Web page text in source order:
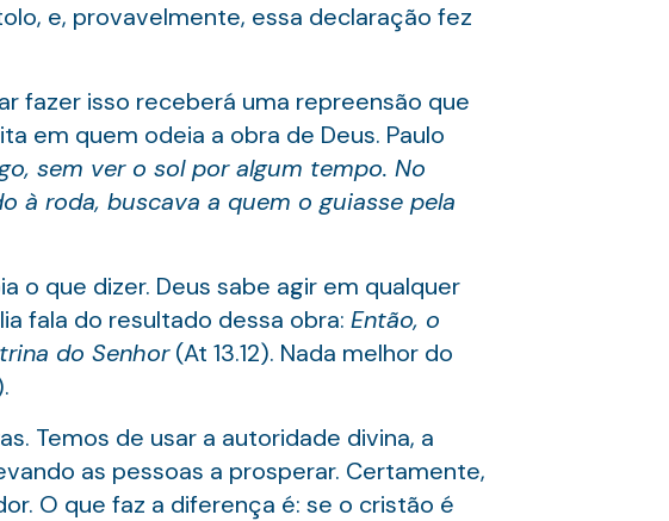
e, provavelmente, essa declaração fez
fazer isso receberá uma repreensão que
em quem odeia a obra de Deus. Paulo
sem ver o sol por algum tempo. No
à roda, buscava a quem o guiasse pela
o que dizer. Deus sabe agir em qualquer
fala do resultado dessa obra: Então, o
do Senhor(At 13.12). Nada melhor do
Temos de usar a autoridade divina, a
as pessoas a prosperar. Certamente,
O que faz a diferença é: se o cristão é